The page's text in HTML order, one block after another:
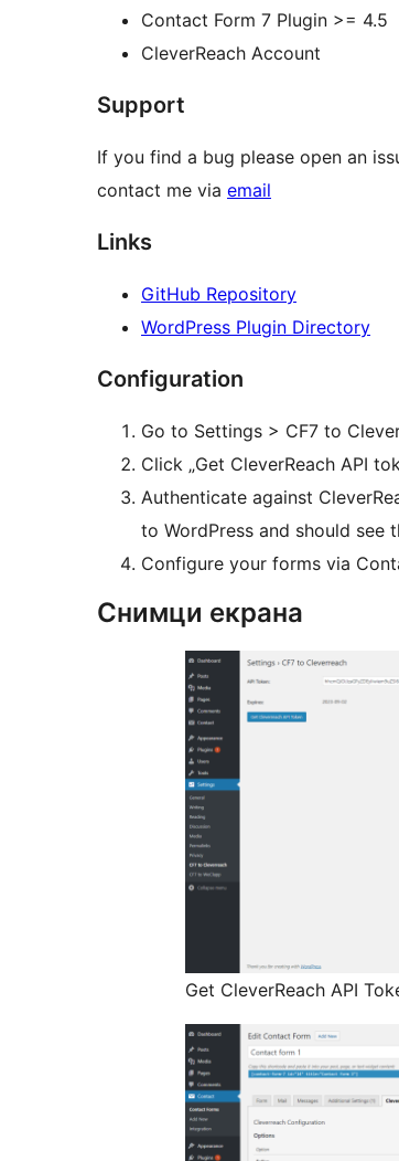
Contact Form 7 Plugin >= 4.5
CleverReach Account
Support
If you find a bug please open an
contact me via email
Links
GitHub Repository
WordPress Plugin Directory
Configuration
Go to Settings > CF7 to
Click „Get CleverReach API
Authenticate against
to WordPress and should see
Configure your forms via
Снимци екрана
Get CleverReach API